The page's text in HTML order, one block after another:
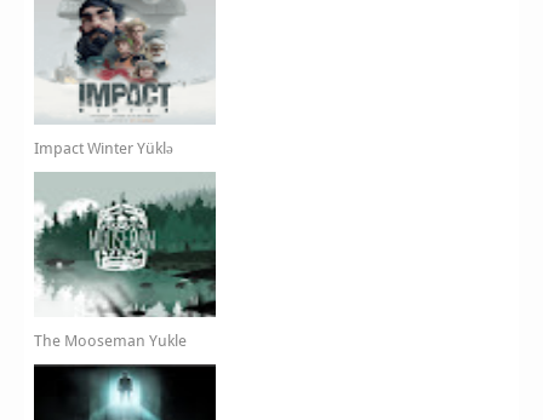
Impact Winter Yüklə
The Mooseman Yukle